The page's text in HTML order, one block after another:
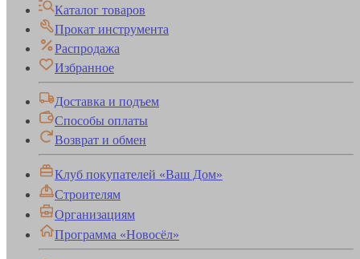
Каталог товаров
Прокат инструмента
Распродажа
Избранное
Доставка и подъем
Способы оплаты
Возврат и обмен
Клуб покупателей «Ваш Дом»
Строителям
Организациям
Программа «Новосёл»